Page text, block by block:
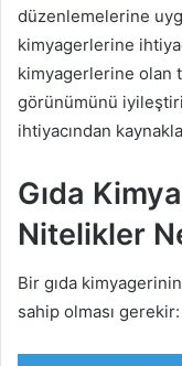
düzenlemelerine
kimyagerlerine
kimyagerlerine olan
görünümünü
ihtiyacından
Gıda
Nitelikler
Bir gıda
sahip olması gerekir: